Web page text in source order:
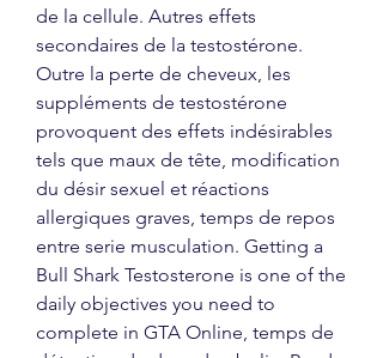
de la cellule. Autres effets
secondaires de la testostérone.
Outre la perte de cheveux, les
suppléments de testostérone
provoquent des effets indésirables
tels que maux de tête, modification
du désir sexuel et réactions
allergiques graves, temps de repos
entre serie musculation. Getting a
Bull Shark Testosterone is one of the
daily objectives you need to
complete in GTA Online, temps de